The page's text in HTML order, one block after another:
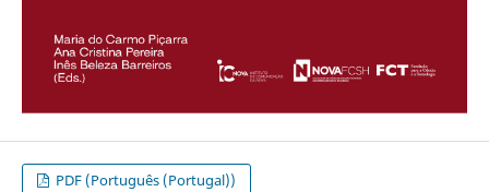
PDF (Português (Portugal))